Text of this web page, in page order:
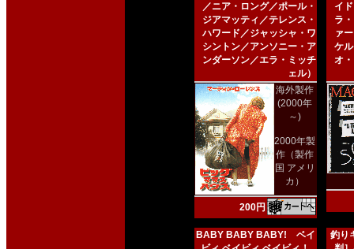
／ニア・ロング／ポール・
ジアマッティ／テレンス・
ハワード／ジャッシャ・ワ
シントン／アンソニー・ア
ンダーソン／エラ・ミッチ
ェル）
海外製作
(2000年
～)
2000年製
作（製作
国 アメリ
カ）
200円
イ
ラ
ァ
ケ
オ
BABY BABY BABY! ベイ
釣り